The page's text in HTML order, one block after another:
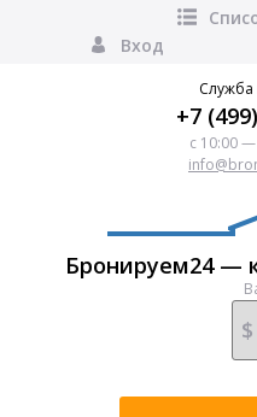
Вход
Служба
+7
с 10:00
Бронируем24 —